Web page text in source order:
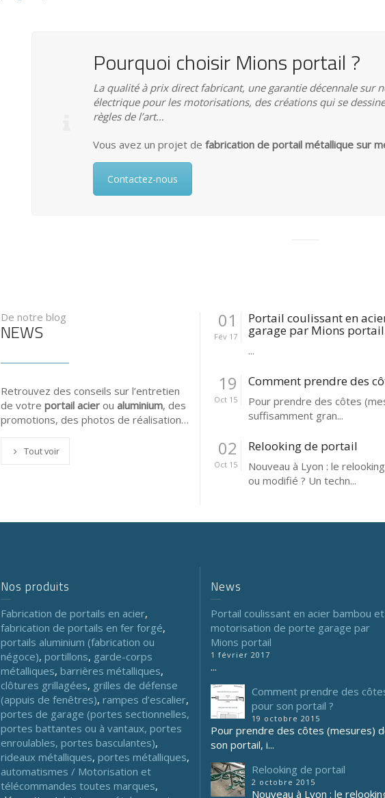
Pourquoi choisir Mions portail ?
La qualité à prix direct fabricant, une garantie décennale sur
électrique pour les motorisations, des créations qui se
règles de l’art…
Vous avez un projet de fabrication de portail métallique sur
Contactez-nous
De notre blog
NEWS
Retrouvez des conseils sur l’entretien
de votreportail acier oualuminium, des
promotions, des photos de réalisation…
Tout voir
01
Fév 17
Portail coulissant en
garage par Mions portail
...
19
Oct 15
Comment prendre des
Pour prendre des côtes
suffisamment gran...
02
Oct 15
Relooking de portail
Nouveau à Lyon : le
ou modifié ? Un techn...
Nos produits
Fabrication de portails en acier,
fabrication de portails en fer forgé,
portails aluminium (fabrication ou
négoce),portillons, garde-corps
métalliques,barrières métalliques,
clôtures grillagées, grilles de défense
(appuis de fenêtres),rampes d’escalier,
portes de garage (portes sectionnelles,
portes battantes ou à vantaux, portes
enroulables, portes basculantes),
rideaux métalliques,portes métalliques,
automatismes / Motorisation et
télécommandes toutes marques,
News
Portail coulissant en acier bambou et
motorisation de porte garage par
Mions portail
1 février 2017
...
Comment prendre des
pour son portail ?
19 octobre 2015
Pour prendre des côtes (mesures)
son portail, i...
Relooking de portail
2 octobre 2015
Nouveau à Lyon : le